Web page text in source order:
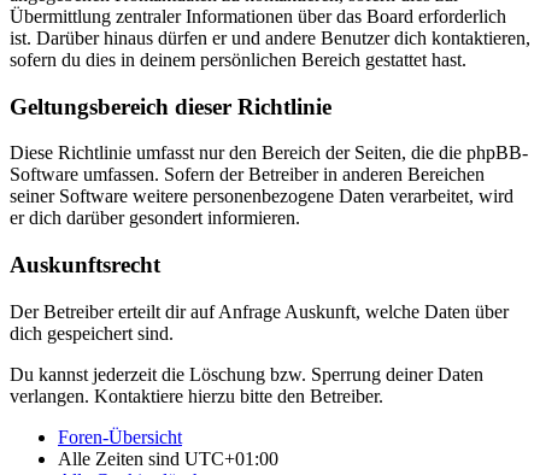
Übermittlung zentraler Informationen über das Board erforderlich
ist. Darüber hinaus dürfen er und andere Benutzer dich kontaktieren,
sofern du dies in deinem persönlichen Bereich gestattet hast.
Geltungsbereich dieser Richtlinie
Diese Richtlinie umfasst nur den Bereich der Seiten, die die phpBB-
Software umfassen. Sofern der Betreiber in anderen Bereichen
seiner Software weitere personenbezogene Daten verarbeitet, wird
er dich darüber gesondert informieren.
Auskunftsrecht
Der Betreiber erteilt dir auf Anfrage Auskunft, welche Daten über
dich gespeichert sind.
Du kannst jederzeit die Löschung bzw. Sperrung deiner Daten
verlangen. Kontaktiere hierzu bitte den Betreiber.
Foren-Übersicht
Alle Zeiten sind UTC+01:00